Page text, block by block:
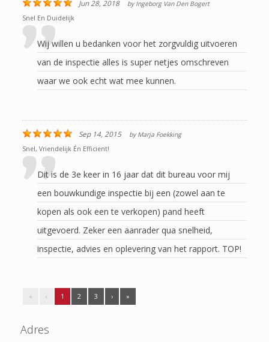
Jun 28, 2018 byIngeborg Van Den Bogert
Snel En Duidelijk
Wij willen u bedanken voor het zorgvuldig uitvoeren
van de inspectie alles is super netjes omschreven
waar we ook echt wat mee kunnen.
Sep 14, 2015 byMarja Foekking
Snel, Vriendelijk Én Efficient!
Dit is de 3e keer in 16 jaar dat dit bureau voor mij
een bouwkundige inspectie bij een (zowel aan te
kopen als ook een te verkopen) pand heeft
uitgevoerd. Zeker een aanrader qua snelheid,
inspectie, advies en oplevering van het rapport. TOP!
« ‹ 1 2 3 › »
Adres